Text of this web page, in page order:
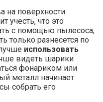
на поверхности
учесть, что это
с помощью пылесоса,
только разнесется по
использовать
видеть шарики
фонариком или
металл начинает
собрать его